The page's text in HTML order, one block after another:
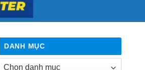
DANH MỤC
Danh